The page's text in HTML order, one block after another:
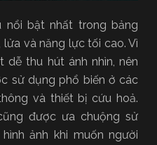
nổi bật nhất trong bảng
và năng lực tối cao. Vì
dễ thu hút ánh nhìn, nên
sử dụng phổ biến ở các
và thiết bị cứu hoả.
được ưa chuộng sử
ảnh khi muốn người